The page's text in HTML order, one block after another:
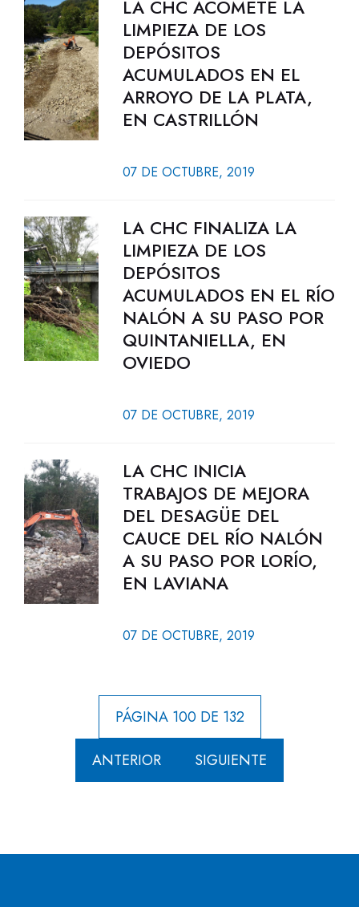
LA CHC ACOMETE LA
LIMPIEZA DE LOS
DEPÓSITOS
ACUMULADOS EN EL
ARROYO DE LA PLATA,
EN CASTRILLÓN
07 DE OCTUBRE, 2019
LA CHC FINALIZA LA
LIMPIEZA DE LOS
DEPÓSITOS
ACUMULADOS EN EL RÍO
NALÓN A SU PASO POR
QUINTANIELLA, EN
OVIEDO
07 DE OCTUBRE, 2019
LA CHC INICIA
TRABAJOS DE MEJORA
DEL DESAGÜE DEL
CAUCE DEL RÍO NALÓN
A SU PASO POR LORÍO,
EN LAVIANA
07 DE OCTUBRE, 2019
PÁGINA 100 DE 132
ANTERIOR SIGUIENTE